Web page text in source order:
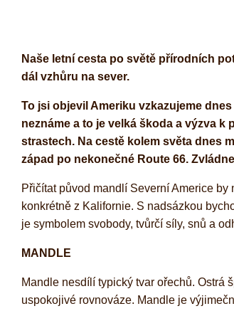
Naše letní cesta po světě přírodních
dál vzhůru na sever.
To jsi objevil Ameriku vzkazujeme
neznáme a to je velká škoda a výzva
strastech. Na cestě kolem světa dnes
západ po nekonečné Route 66.
Přičítat původ mandlí Severní Americe
konkrétně z Kalifornie. S nadsázkou
je symbolem svobody, tvůrčí síly, snů a
MANDLE
Mandle nesdílí typický tvar ořechů. Ostrá
uspokojivé rovnováze. Mandle je